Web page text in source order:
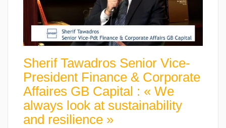
Sherif Tawadros Senior Vice-
President Finance & Corporate
Affaires GB Capital : « We
always look at sustainability
and resilience »